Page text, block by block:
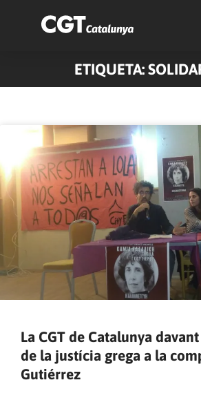
ETIQUETA:
La CGT de Catalunya
de la justícia grega a la
Gutiérrez